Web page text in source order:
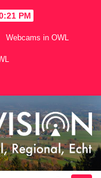
PM
Webcams in OWL